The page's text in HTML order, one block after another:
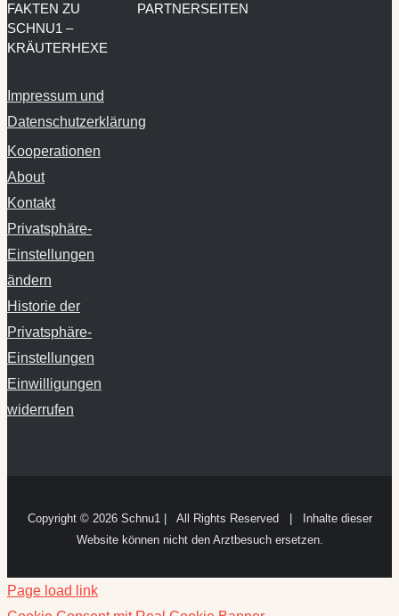
FAKTEN ZU
SCHNU1 –
KRÄUTERHEXE
Impressum und
Datenschutzerklärung
Kooperationen
About
Kontakt
Privatsphäre-
Einstellungen
ändern
Historie der
Privatsphäre-
Einstellungen
Einwilligungen
widerrufen
PARTNERSEITEN
Copyright © 2026 Schnu1 | All Rights Reserved | Inhalte dieser
Website können nicht den Arztbesuch ersetzen.
Page load link